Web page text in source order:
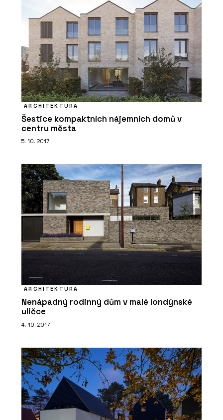
ARCHITEKTURA
Šestice kompaktních nájemních domů v
centru města
5. 10. 2017
ARCHITEKTURA
Nenápadný rodinný dům v malé londýnské
uličce
4. 10. 2017